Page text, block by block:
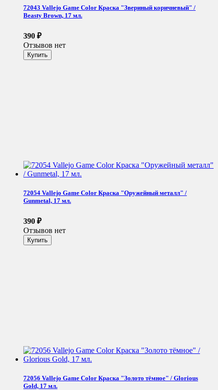
72043 Vallejo Game Color Краска "Звериный коричневый" /
Beasty Brown, 17 мл.
390 ₽
Отзывов нет
72054 Vallejo Game Color Краска "Оружейный металл" /
Gunmetal, 17 мл.
390 ₽
Отзывов нет
72056 Vallejo Game Color Краска "Золото тёмное" / Glorious
Gold, 17 мл.